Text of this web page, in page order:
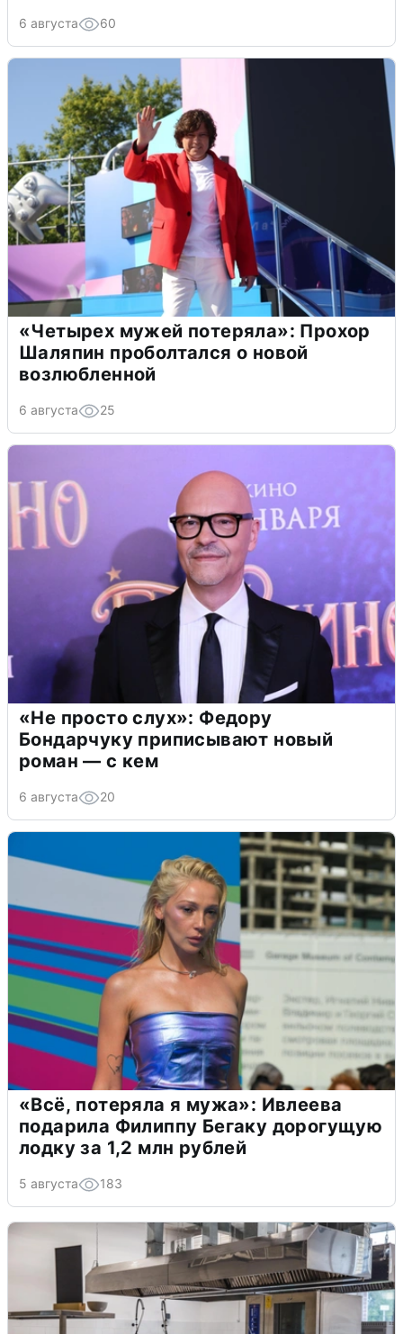
6 августа 60
«Четырех мужей потеряла»: Прохор
Шаляпин проболтался о новой
возлюбленной
6 августа 25
«Не просто слух»: Федору
Бондарчуку приписывают новый
роман — с кем
6 августа 20
«Всё, потеряла я мужа»: Ивлеева
подарила Филиппу Бегаку дорогущую
лодку за 1,2 млн рублей
5 августа 183